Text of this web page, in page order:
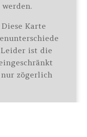
Diese Karte
Leider ist die
zögerlich